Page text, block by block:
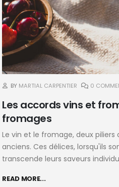
BY MARTIAL CARPENTIER 0
Les accords vins et
fromages
Le vin et le fromage, deux
anciens. Ces délices, lorsqu'ils
transcende leurs saveurs
READ MORE...